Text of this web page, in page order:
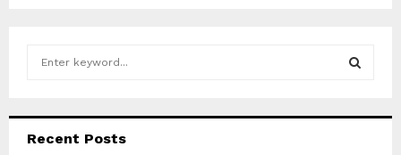
h
Recent Posts